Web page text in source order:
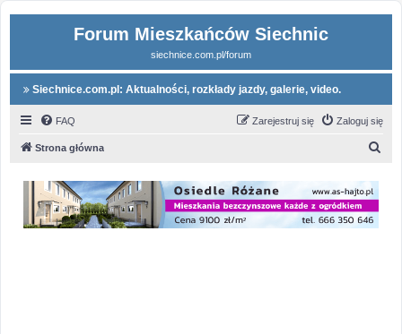
Forum Mieszkańców Siechnic
siechnice.com.pl/forum
Siechnice.com.pl: Aktualności, rozkłady jazdy, galerie, video.
FAQ Zaloguj się
Zarejestruj się
Strona główna